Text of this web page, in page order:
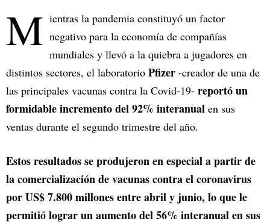
M ientras la pandemia constituyó un factor
negativo para la economía de compañías
mundiales y llevó a la quiebra a jugadores en
distintos sectores, el laboratorio Pfizer -creador de una de
las principales vacunas contra la Covid-19- reportó un
formidable incremento del 92% interanual en sus
ventas durante el segundo trimestre del año.
Estos resultados se produjeron en especial a partir de
la comercialización de vacunas contra el coronavirus
por US$ 7.800 millones entre abril y junio, lo que le
permitió lograr un aumento del 56% interanual en sus